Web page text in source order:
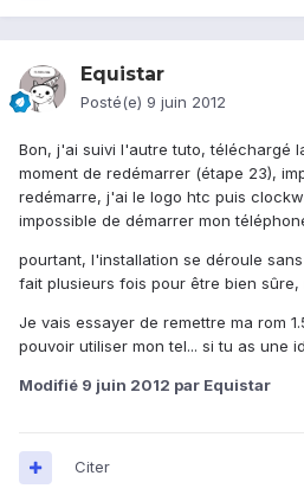
Equistar
Posté(e) 9 juin 2012
Bon, j'ai suivi l'autre tuto, téléchargé
moment de redémarrer (étape 23),
redémarre, j'ai le logo htc puis
impossible de démarrer mon
pourtant, l'installation se déroule
fait plusieurs fois pour être bien sûre,
Je vais essayer de remettre ma rom
pouvoir utiliser mon tel... si tu as une
Modifié 9 juin 2012 par Equistar
Citer